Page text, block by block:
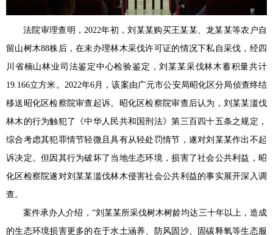
法院审理查明，2022年初，刘某某购买王某某、龙某某等农户自
留山树木88株后，在未办理林木采伐许可证的情况下私自采伐，经四
川省楠山林业司法鉴定中心检验鉴定，刘某某采伐林木蓄积量共计
19.166立方米。2022年6月，该案由广元市公安局昭化区分局侦查终结
移送昭化区检察院审查起诉。昭化区检察院审查后认为，刘某某滥伐
林木的行为触犯了《中华人民共和国刑法》第三百四十五条之规定，
综合考虑其犯罪情节轻微且具有从轻处罚情节，遂对刘某某作出不起
诉决定。但因其行为破坏了当地生态环境，损害了社会公共利益，昭
化区检察院遂对刘某某滥伐林木侵害社会公共利益的事实展开深入调
查。
案件承办人介绍，“刘某某所采伐树木树龄均达三十年以上，造成
的生态环境损害更多的在于水土涵养、防风固沙、固碳释氧等生态服